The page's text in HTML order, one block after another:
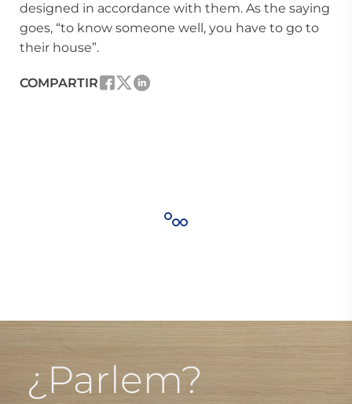
designed in accordance with them. As the saying
goes, “to know someone well, you have to go to
their house”.
COMPARTIR
¿Parlem?